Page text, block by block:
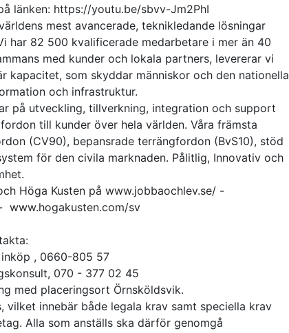
länken: https://youtu.be/sbvv-Jm2PhI
mest avancerade, teknikledande lösningar
har 82 500 kvalificerade medarbetare i mer än 40
med kunder och lokala partners, levererar vi
kapacitet, som skyddar människor och den nationella
och infrastruktur.
på utveckling, tillverkning, integration och support
till kunder över hela världen. Våra främsta
(CV90), bepansrade terrängfordon (BvS10), stöd
för den civila marknaden. Pålitlig, Innovativ och
Höga Kusten på www.jobbaochlev.se/ -
www.hogakusten.com/sv
, 0660-805 57
070 - 377 02 45
med placeringsort Örnsköldsvik.
vilket innebär både legala krav samt speciella krav
Alla som anställs ska därför genomgå